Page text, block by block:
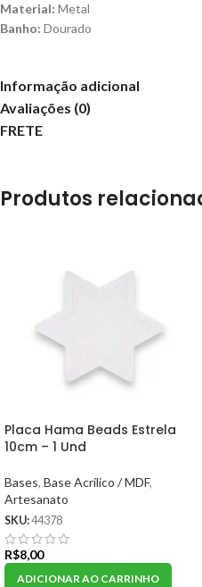
Material: Metal
Banho: Dourado
Informação adicional
Avaliações (0)
FRETE
Produtos
Placa Hama Beads Estrela
10cm – 1 Und
Bases, Base Acrílico / MDF,
Artesanato
SKU:44378
R$8,00
ADICIONAR AO CARRINHO